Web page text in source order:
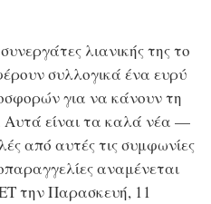
λιανικής της το
συλλογικά ένα ευρύ
για να κάνουν τη
Αυτά είναι τα καλά νέα —
από αυτές τις συμφωνίες
αναμένεται
την Παρασκευή, 11